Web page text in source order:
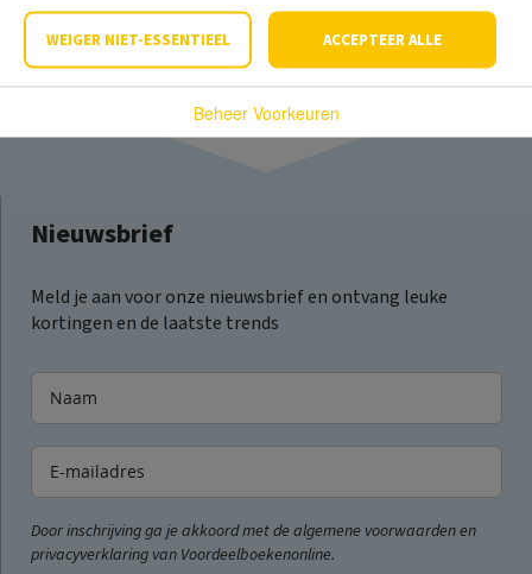
Nieuwsbrief
Meld je aan voor onze nieuwsbrief en ontvang leuke
kortingen en de laatste trends
Door inschrijving ga je akkoord met de algemene voorwaarden en
privacyverklaring van Voordeelboekenonline.
WEIGER NIET-ESSENTIEEL ACCEPTEER ALLE
Beheer Voorkeuren